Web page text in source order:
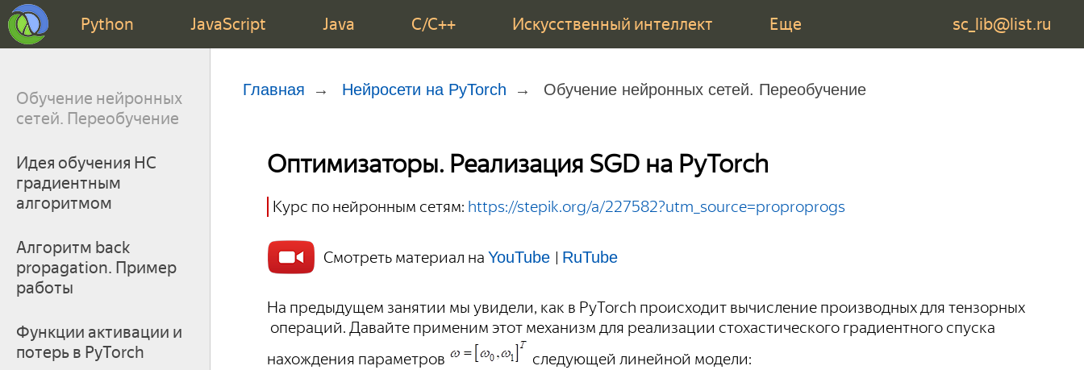
Python JavaScript Java C/C++ Искусственный интеллект Еще sc_lib@list.ru
Обучение нейронных
сетей. Переобучение
Идея обучения НС
градиентным
алгоритмом
Алгоритм back
propagation. Пример
работы
Функции активации и
потерь в PyTorch
Главная Нейросети на PyTorch Обучение нейронных сетей. Переобучение
Оптимизаторы. Реализация SGD на PyTorch
Курс по нейронным сетям: https://stepik.org/a/227582?utm_source=proproprogs
Смотреть материал на YouTube | RuTube
На предыдущем занятии мы увидели, как в PyTorch происходит вычисление производных для тензорных
операций. Давайте применим этот механизм для реализации стохастического градиентного спуска
нахождения параметров
следующей линейной модели: